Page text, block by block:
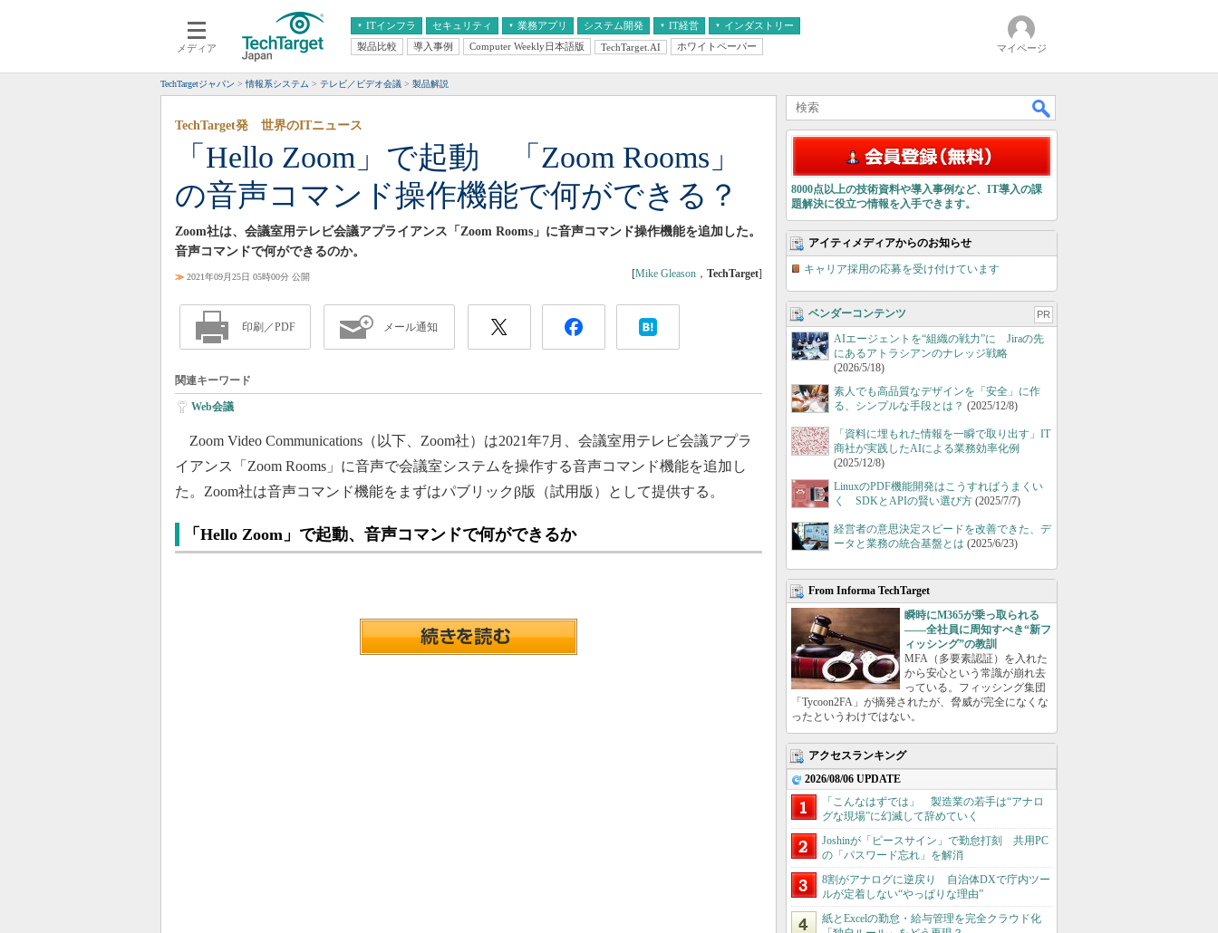
メディア
ITインフラ
クラウド
スマートモバイル
ネットワーク
システム運用管理
セキュリティ 業務アプリ
エンタープライズAI
ERP
CX
情報系システム
システム開発 IT経営
経営とIT
インダストリー
医療IT
製品比較 導入事例 Computer Weekly日本語版 TechTarget.AI ホワイトペーパー マイページ
TechTargetジャパン 情報系システム テレビ／ビデオ会議 製品解説
「Hello Zoom」で起動 「Zoom Rooms」
の音声コマンド操作機能で何ができる？
TechTarget発 世界のITニュース
Zoom社は、会議室用テレビ会議アプライアンス「Zoom Rooms」に音声コマンド操作機能を追加した。
音声コマンドで何ができるのか。
≫ 2021年09月25日 05時00分 公開 [Mike Gleason ， TechTarget]
印刷／PDF メール通知
関連キーワード
Web会議
Zoom Video Communications（以下、Zoom社）は2021年7月、会議室用テレビ会議アプラ
イアンス「Zoom Rooms」に音声で会議室システムを操作する音声コマンド機能を追加し
た。Zoom社は音声コマンド機能をまずはパブリックβ版（試用版）として提供する。
「Hello Zoom」で起動、音声コマンドで何ができるか
8000点以上の技術資料や導入事例など、IT導入の課
題解決に役立つ情報を入手できます。
アイティメディアからのお知らせ
キャリア採用の応募を受け付けています
ベンダーコンテンツ PR
AIエージェントを“組織の戦力”に Jiraの先
にあるアトラシアンのナレッジ戦略
(2026/5/18)
素人でも高品質なデザインを「安全」に作
る、シンプルな手段とは？ (2025/12/8)
「資料に埋もれた情報を一瞬で取り出す」IT
商社が実践したAIによる業務効率化例
(2025/12/8)
LinuxのPDF機能開発はこうすればうまくい
く SDKとAPIの賢い選び方 (2025/7/7)
経営者の意思決定スピードを改善できた、デ
ータと業務の統合基盤とは (2025/6/23)
From Informa TechTarget
瞬時にM365が乗っ取られる
――全社員に周知すべき“新フ
ィッシング”の教訓
MFA（多要素認証）を入れた
から安心という常識が崩れ去
っている。フィッシング集団
「Tycoon2FA」が摘発されたが、脅威が完全になくな
ったというわけではない。
アクセスランキング
2026/08/06 UPDATE
「こんなはずでは」 製造業の若手は“アナロ
グな現場”に幻滅して辞めていく
Joshinが「ピースサイン」で勤怠打刻 共用PC
の「パスワード忘れ」を解消
8割がアナログに逆戻り 自治体DXで庁内ツー
ルが定着しない“やっぱりな理由”
紙とExcelの勤怠・給与管理を完全クラウド化